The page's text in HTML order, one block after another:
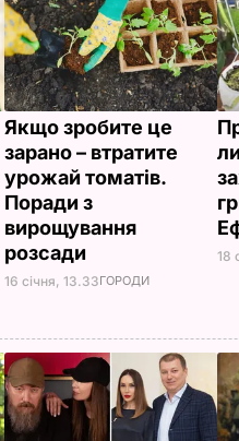
Якщо зробите це
зарано – втратите
урожай томатів.
Поради з
вирощування
розсади
16 січня, 13.33ГОРОДИ
18